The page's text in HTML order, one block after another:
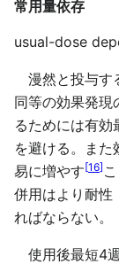
常用量依存
usual-dose
漫然と投与す
同等の効果発現
るためには有
を避ける。ま
易に増やす[16]
併用はより耐性
ればならない。
使用後最短4